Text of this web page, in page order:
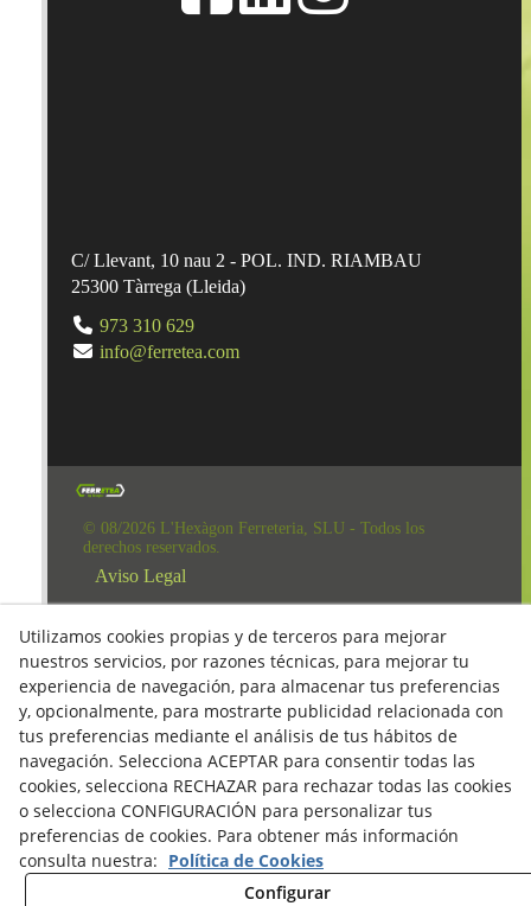
C/ Llevant, 10 nau 2 - POL. IND. RIAMBAU
25300 Tàrrega (Lleida)
973 310 629
info@ferretea.com
© 08/2026 L'Hexàgon Ferreteria, SLU - Todos los
derechos reservados.
Aviso Legal
Clausula Mail y Factura
Condiciones de compra
Derecho de desestimiento
Política de Privacidad
Política de cookies
Utilizamos cookies propias y de terceros para mejorar
nuestros servicios, por razones técnicas, para mejorar tu
experiencia de navegación, para almacenar tus preferencias
y, opcionalmente, para mostrarte publicidad relacionada con
tus preferencias mediante el análisis de tus hábitos de
navegación. Selecciona ACEPTAR para consentir todas las
cookies, selecciona RECHAZAR para rechazar todas las cookies
o selecciona CONFIGURACIÓN para personalizar tus
preferencias de cookies. Para obtener más información
consulta nuestra: Política de Cookies
Configurar